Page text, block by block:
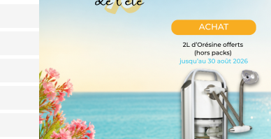
Choisissez
Nous livrons dans 26
les DROM-COM et